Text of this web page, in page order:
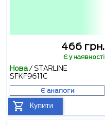
466 грн.
Є у наявності
Нова/STARLINE
SFKF9611C
Є аналоги
Купити